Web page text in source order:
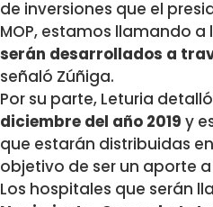
de inversiones que el
MOP, estamos llamando a
serán desarrollados a
señaló Zúñiga.
Por su parte, Leturia
diciembre del año 2019 y
que estarán distribuidas
objetivo de ser un aporte
Los hospitales que serán